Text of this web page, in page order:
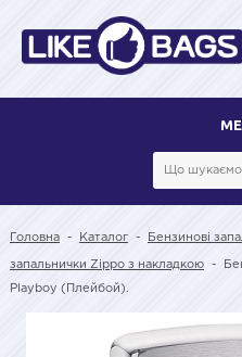
Головна - Каталог - Бензинові
запальнички Zippo з накладкою -
Playboy (Плейбой).